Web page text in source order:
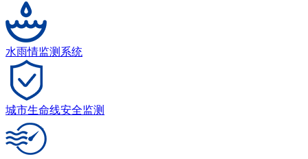
水雨情监测系统
城市生命线安全监测